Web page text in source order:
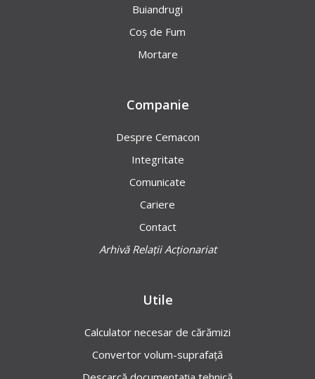
Buiandrugi
Coș de Fum
Mortare
Companie
Despre Cemacon
Integritate
Comunicate
Cariere
Contact
Arhivă Relații Acționariat
Utile
Calculator necesar de cărămizi
Convertor volum-suprafață